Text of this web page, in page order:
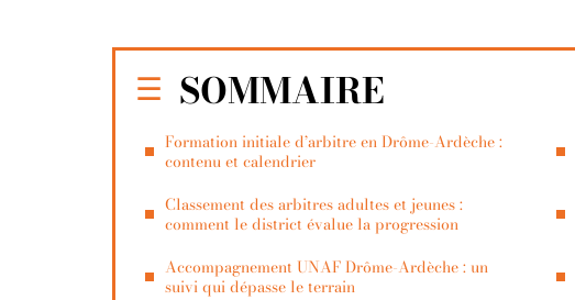
SOMMAIRE
Formation initiale d’arbitre en Drôme-Ardèche :
contenu et calendrier
Classement des arbitres adultes et jeunes :
comment le district évalue la progression
Accompagnement UNAF Drôme-Ardèche : un
suivi qui dépasse le terrain